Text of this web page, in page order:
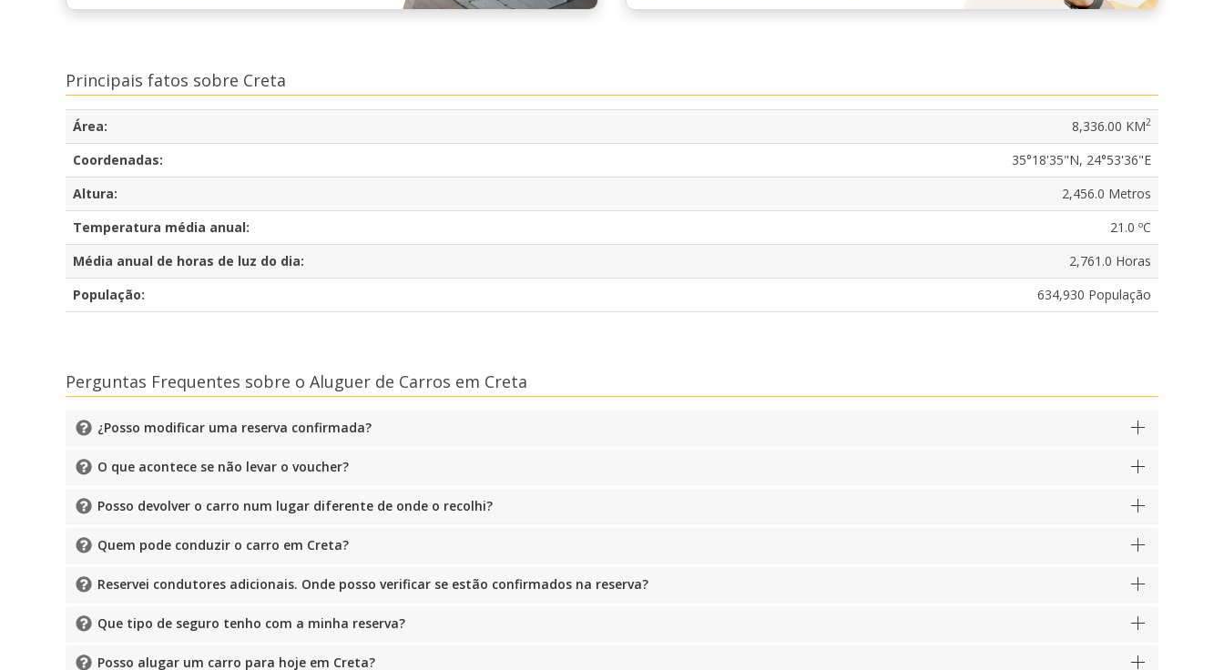
Principais fatos sobre Creta
Área: 8,336.00 KM2
Coordenadas:
35°18'35"N, 24°53'36"E
Altura:
2,456.0 Metros
Temperatura média anual:
21.0 ºC
Média anual de horas de luz do dia:
2,761.0 Horas
População:
634,930 População
Perguntas Frequentes sobre o Aluguer de Carros em Creta
¿Posso modificar uma reserva confirmada?
O que acontece se não levar o voucher?
Posso devolver o carro num lugar diferente de onde o recolhi?
Quem pode conduzir o carro em Creta?
Reservei condutores adicionais. Onde posso verificar se estão confirmados na reserva?
Que tipo de seguro tenho com a minha reserva?
Posso alugar um carro para hoje em Creta?